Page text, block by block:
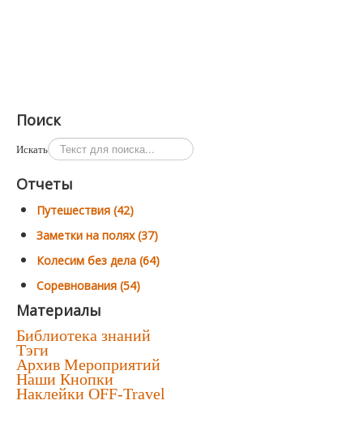
Поиск
Искать
Отчеты
Путешествия (42)
Заметки на полях (37)
Колесим без дела (64)
Соревнования (54)
Материалы
Библиотека знаний
Тэги
Архив Мероприятий
Наши Кнопки
Наклейки OFF-Travel